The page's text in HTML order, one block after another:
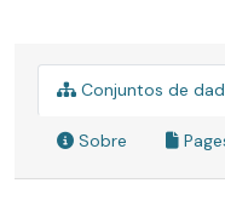
Conjuntos de
Sobre